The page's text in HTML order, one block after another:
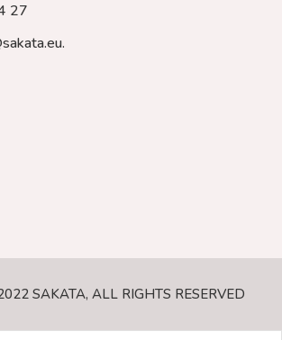
27
.
SAKATA, ALL RIGHTS RESERVED